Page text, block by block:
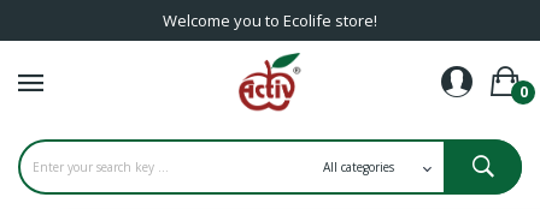
Welcome you to Ecolife store!
0